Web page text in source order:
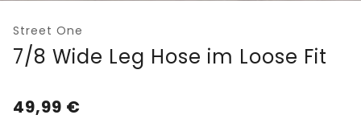
Street One
7/8 Wide Leg Hose im Loose Fit
49,99 €